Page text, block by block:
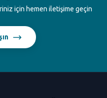
için hemen iletişime geçin